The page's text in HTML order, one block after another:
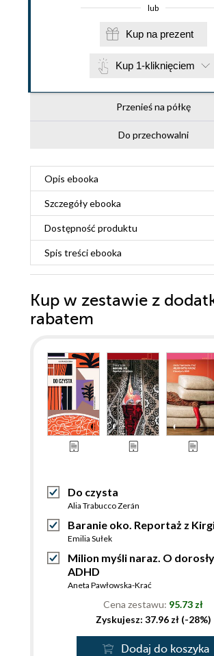
lub
Kup na prezent
Kup 1-kliknięciem
Przenieś na półkę
Do przechowalni
Opis ebooka
Szczegółyebooka
Dostępność produktu
Spis treściebooka
Kup w zestawie z
rabatem
Do czysta
Alia Trabucco Zerán
Baranie oko. Reportaż z
Emilia Sułek
Milion myśli naraz. O
ADHD
Aneta Pawłowska-Krać
Cena zestawu: 95.73 zł
Zyskujesz: 37.96 zł (-28%)
Dodaj do koszyka